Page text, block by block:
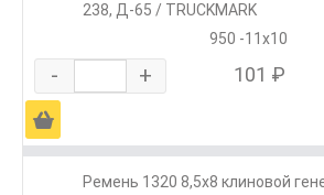
238, Д-65 / TRUCKMARK
950 -11х10
- + 101 ₽
Ä
Ремень 1320 8,5х8 клиновой